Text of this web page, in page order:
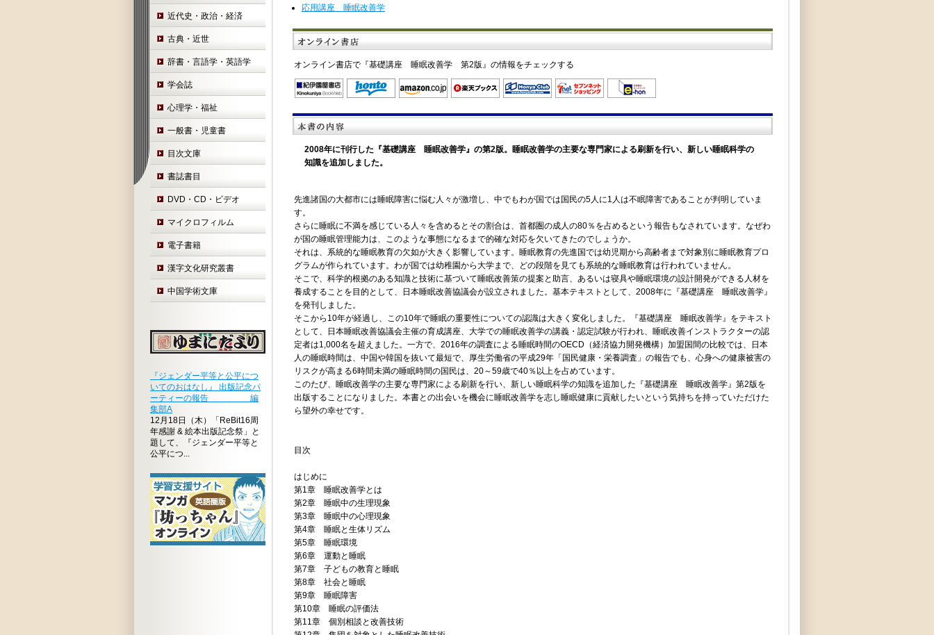
近代史・政治・経済
古典・近世
辞書・言語学・英語学
学会誌
心理学・福祉
一般書・児童書
目次文庫
書誌書目
DVD・CD・ビデオ
マイクロフィルム
電子書籍
漢字文化研究叢書
中国学術文庫
『ジェンダー平等と公平につ
いてのおはなし』 出版記念パ
ーティーの報告 編
集部A
12月18日（木）「ReBit16周
年感謝 & 絵本出版記念祭」と
題して、『ジェンダー平等と
公平につ...
応用講座 睡眠改善学
オンライン書店で『基礎講座 睡眠改善学 第2版』の情報をチェックする
2008年に刊行した『基礎講座 睡眠改善学』の第2版。睡眠改善学の主要な専門家による刷新を行い、新しい睡眠科学の
知識を追加しました。
先進諸国の大都市には睡眠障害に悩む人々が激増し、中でもわが国では国民の5人に1人は不眠障害であることが判明していま
す。
さらに睡眠に不満を感じている人々を含めるとその割合は、首都圏の成人の80％を占めるという報告もなされています。なぜわ
が国の睡眠管理能力は、このような事態になるまで的確な対応を欠いてきたのでしょうか。
それは、系統的な睡眠教育の欠如が大きく影響しています。睡眠教育の先進国では幼児期から高齢者まで対象別に睡眠教育プロ
グラムが作られています。わが国では幼稚園から大学まで、どの段階を見ても系統的な睡眠教育は行われていません。
そこで、科学的根拠のある知識と技術に基づいて睡眠改善策の提案と助言、あるいは寝具や睡眠環境の設計開発ができる人材を
養成することを目的として、日本睡眠改善協議会が設立されました。基本テキストとして、2008年に『基礎講座 睡眠改善学』
を発刊しました。
そこから10年が経過し、この10年で睡眠の重要性についての認識は大きく変化しました。『基礎講座 睡眠改善学』をテキスト
として、日本睡眠改善協議会主催の育成講座、大学での睡眠改善学の講義・認定試験が行われ、睡眠改善インストラクターの認
定者は1,000名を超えました。一方で、2016年の調査による睡眠時間のOECD（経済協力開発機構）加盟国間の比較では、日本
人の睡眠時間は、中国や韓国を抜いて最短で、厚生労働省の平成29年「国民健康・栄養調査」の報告でも、心身への健康被害の
リスクが高まる6時間未満の睡眠時間の国民は、20～59歳で40％以上を占めています。
このたび、睡眠改善学の主要な専門家による刷新を行い、新しい睡眠科学の知識を追加した『基礎講座 睡眠改善学』第2版を
出版することになりました。本書との出会いを機会に睡眠改善学を志し睡眠健康に貢献したいという気持ちを持っていただけた
ら望外の幸せです。
目次
はじめに
第1章 睡眠改善学とは
第2章 睡眠中の生理現象
第3章 睡眠中の心理現象
第4章 睡眠と生体リズム
第5章 睡眠環境
第6章 運動と睡眠
第7章 子どもの教育と睡眠
第8章 社会と睡眠
第9章 睡眠障害
第10章 睡眠の評価法
第11章 個別相談と改善技術